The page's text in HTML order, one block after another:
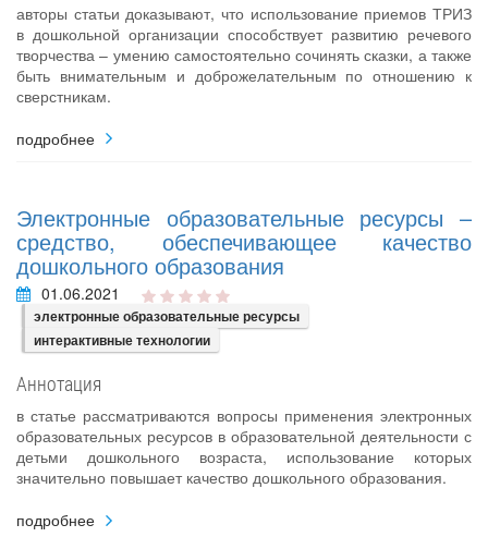
авторы статьи доказывают, что использование приемов ТРИЗ
в дошкольной организации способствует развитию речевого
творчества – умению самостоятельно сочинять сказки, а также
быть внимательным и доброжелательным по отношению к
сверстникам.
подробнее
Электронные образовательные ресурсы –
средство, обеспечивающее качество
дошкольного образования
01.06.2021
электронные образовательные ресурсы
интерактивные технологии
Аннотация
в статье рассматриваются вопросы применения электронных
образовательных ресурсов в образовательной деятельности с
детьми дошкольного возраста, использование которых
значительно повышает качество дошкольного образования.
подробнее